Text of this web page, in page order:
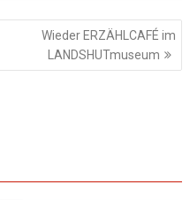
Wieder ERZÄHLCAFÉ im
LANDSHUTmuseum